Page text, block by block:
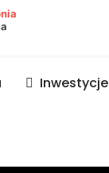
Inwestycje